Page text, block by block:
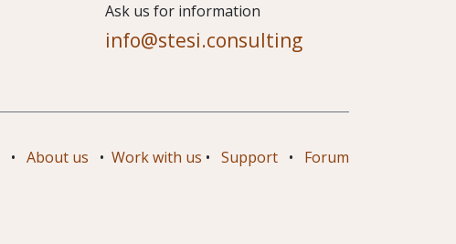
​Ask us for information
info@stesi.consulting
• About us • Work with us • Support • Forum